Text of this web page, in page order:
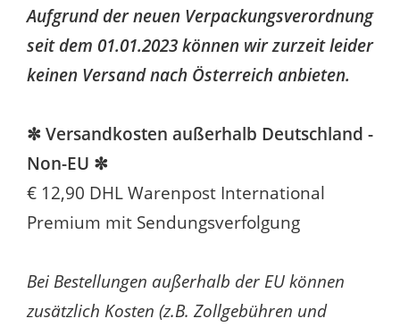
Aufgrund der neuen Verpackungsverordnung
seit dem 01.01.2023 können wir zurzeit leider
keinen Versand nach Österreich anbieten.
✼ Versandkosten außerhalb Deutschland -
Non-EU ✼
€ 12,90 DHL Warenpost International
Premium mit Sendungsverfolgung
Bei Bestellungen außerhalb der EU können
zusätzlich Kosten (z.B. Zollgebühren und